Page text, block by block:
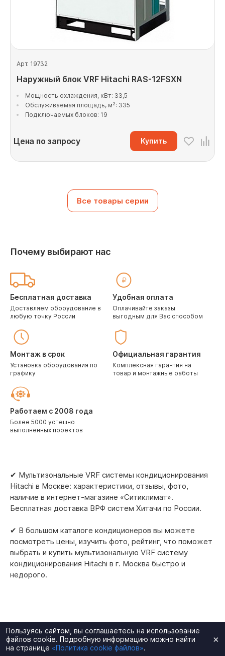
Арт. 19732
Наружный блок VRF Hitachi RAS-12FSXN
Мощность охлаждения, кВт: 33,5
Обслуживаемая площадь, м²: 335
Подключаемых блоков: 19
Цена по запросу Купить
Все товары серии
Почему выбирают нас
Бесплатная доставка
Доставляем оборудование в
любую точку России
Удобная оплата
Оплачивайте заказы
выгодным для Вас способом
Монтаж в срок
Установка оборудования по
графику
Официальная гарантия
Комплексная гарантия на
товар и монтажные работы
Работаем с 2008 года
Более 5000 успешно
выполненных проектов
✔ Мультизональные VRF системы кондиционирования
Hitachi в Москве: характеристики, отзывы, фото,
наличие в интернет-магазине «Ситиклимат».
Бесплатная доставка ВРФ систем Хитачи по России.
✔ В большом каталоге кондиционеров вы можете
посмотреть цены, изучить фото, рейтинг, что поможет
выбрать и купить мультизональную VRF систему
кондиционирования Hitachi в г. Москва быстро и
недорого.
Производители vrf систем ×
Пользуясь сайтом, вы соглашаетесь на использование
файлов cookie. Подробную информацию можно найти
на странице «Политика cookie файлов».